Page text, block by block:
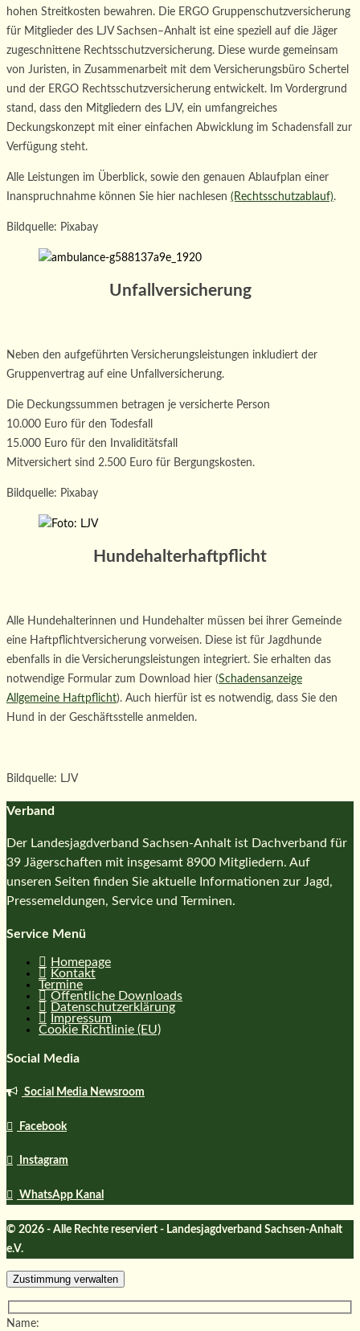
hohen Streitkosten bewahren. Die ERGO Gruppenschutzversicherung
für Mitglieder des LJV Sachsen–Anhalt ist eine speziell auf die Jäger
zugeschnittene Rechtsschutzversicherung. Diese wurde gemeinsam
von Juristen, in Zusammenarbeit mit dem Versicherungsbüro Schertel
und der ERGO Rechtsschutzversicherung entwickelt. Im Vordergrund
stand, dass den Mitgliedern des LJV, ein umfangreiches
Deckungskonzept mit einer einfachen Abwicklung im Schadensfall zur
Verfügung steht.
Alle Leistungen im Überblick, sowie den genauen Ablaufplan einer
Inanspruchnahme können Sie hier nachlesen (Rechtsschutzablauf).
Bildquelle: Pixabay
Unfallversicherung
Neben den aufgeführten Versicherungsleistungen inkludiert der
Gruppenvertrag auf eine Unfallversicherung.
Die Deckungssummen betragen je versicherte Person
10.000 Euro für den Todesfall
15.000 Euro für den Invaliditätsfall
Mitversichert sind 2.500 Euro für Bergungskosten.
Bildquelle: Pixabay
Hundehalterhaftpflicht
Alle Hundehalterinnen und Hundehalter müssen bei ihrer Gemeinde
eine Haftpflichtversicherung vorweisen. Diese ist für Jagdhunde
ebenfalls in die Versicherungsleistungen integriert. Sie erhalten das
notwendige Formular zum Download hier (Schadensanzeige
Allgemeine Haftpflicht). Auch hierfür ist es notwendig, dass Sie den
Hund in der Geschäftsstelle anmelden.
Bildquelle: LJV
Verband
Der Landesjagdverband Sachsen-Anhalt ist Dachverband für
39 Jägerschaften mit insgesamt 8900 Mitgliedern. Auf
unseren Seiten finden Sie aktuelle Informationen zur Jagd,
Pressemeldungen, Service und Terminen.
Service Menü
Homepage
Kontakt
Termine
Öffentliche Downloads
Datenschutzerklärung
Impressum
Cookie Richtlinie (EU)
Social Media
Social Media Newsroom
Facebook
Instagram
WhatsApp Kanal
© 2026 - Alle Rechte reserviert - Landesjagdverband Sachsen-Anhalt
e.V.
Zustimmung verwalten
Name: